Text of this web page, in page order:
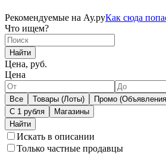
Рекомендуемые на Ау.руКак сюда
Что ищем?
Найти
Цена, руб.
Цена
Все Товары (Лоты) Промо
С 1 рубля
Магазины
Искать в описании
Только частные продавцы